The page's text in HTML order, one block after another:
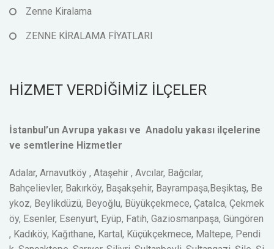
Zenne Kiralama
ZENNE KİRALAMA FİYATLARI
HİZMET VERDİĞİMİZ İLÇELER
İstanbul’un Avrupa yakası ve Anadolu yakası ilçelerine
ve semtlerine Hizmetler
Adalar, Arnavutköy , Ataşehir , Avcılar, Bağcılar,
Bahçelievler, Bakırköy, Başakşehir, Bayrampaşa,Beşiktaş, Be
ykoz, Beylikdüzü, Beyoğlu, Büyükçekmece, Çatalca, Çekmek
öy, Esenler, Esenyurt, Eyüp, Fatih, Gaziosmanpaşa, Güngören
, Kadıköy, Kağıthane, Kartal, Küçükçekmece, Maltepe, Pendi